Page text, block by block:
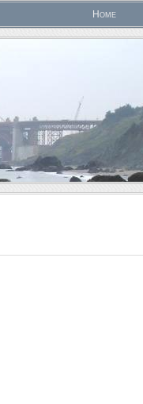
Home